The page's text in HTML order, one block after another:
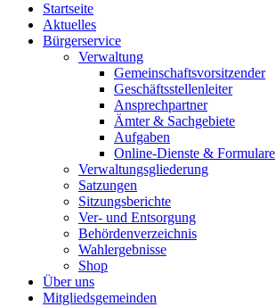
Startseite
Aktuelles
Bürgerservice
Verwaltung
Gemeinschaftsvorsitzender
Geschäftsstellenleiter
Ansprechpartner
Ämter & Sachgebiete
Aufgaben
Online-Dienste & Formulare
Verwaltungsgliederung
Satzungen
Sitzungsberichte
Ver- und Entsorgung
Behördenverzeichnis
Wahlergebnisse
Shop
Über uns
Mitgliedsgemeinden